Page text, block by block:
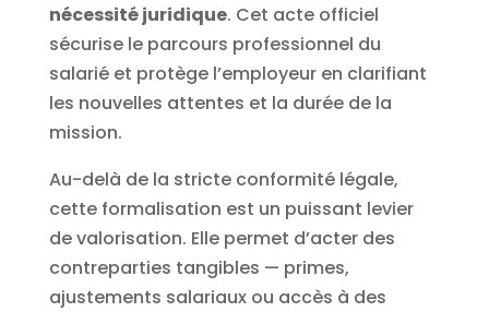
nécessité juridique. Cet acte officiel
sécurise le parcours professionnel du
salarié et protège l’employeur en clarifiant
les nouvelles attentes et la durée de la
mission.
Au-delà de la stricte conformité légale,
cette formalisation est un puissant levier
de valorisation. Elle permet d’acter des
contreparties tangibles — primes,
ajustements salariaux ou accès à des